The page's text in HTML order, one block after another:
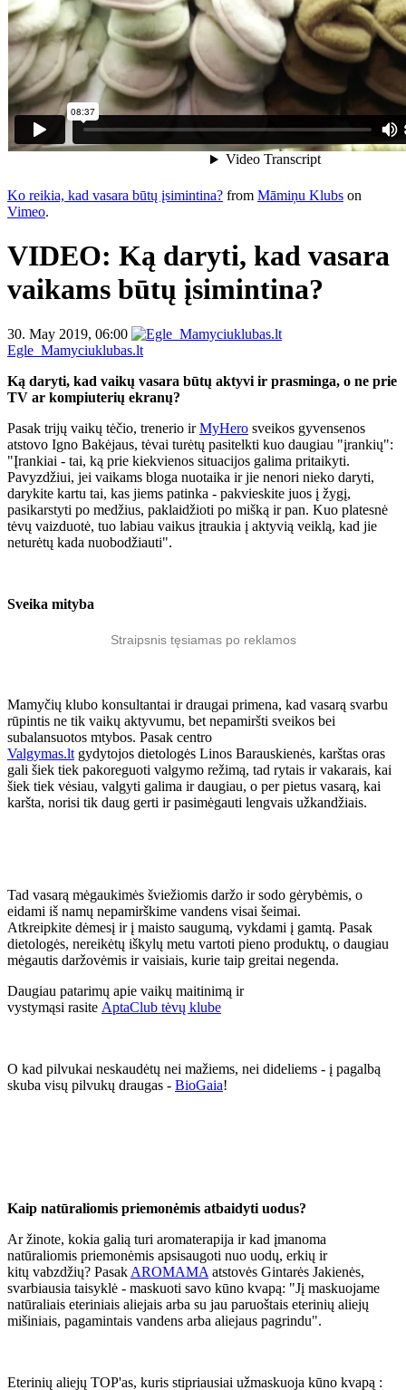
Ko reikia, kad vasara būtų įsimintina? from Māmiņu Klubs on
Vimeo.
VIDEO: Ką daryti, kad vasara
vaikams būtų įsimintina?
30. May 2019, 06:00
Egle_Mamyciuklubas.lt
Ką daryti, kad vaikų vasara būtų aktyvi ir prasminga, o ne prie
TV ar kompiuterių ekranų?
Pasak trijų vaikų tėčio, trenerio irMyHero sveikos gyvensenos
atstovo Igno Bakėjaus, tėvai turėtų pasitelkti kuo daugiau "įrankių":
"Įrankiai - tai, ką prie kiekvienos situacijos galima pritaikyti.
Pavyzdžiui, jei vaikams bloga nuotaika ir jie nenori nieko daryti,
darykite kartu tai, kas jiems patinka - pakvieskite juos į žygį,
pasikarstyti po medžius, paklaidžioti po mišką ir pan. Kuo platesnė
tėvų vaizduotė, tuo labiau vaikus įtraukia į aktyvią veiklą, kad jie
neturėtų kada nuobodžiauti".
Sveika mityba
Straipsnis tęsiamas po reklamos
Mamyčių klubo konsultantai ir draugai primena, kad vasarą svarbu
rūpintis ne tik vaikų aktyvumu, bet nepamiršti sveikos bei
subalansuotos mtybos. Pasak centro
Valgymas.lt gydytojos dietologės Linos Barauskienės, karštas oras
gali šiek tiek pakoreguoti valgymo režimą, tad rytais ir vakarais, kai
šiek tiek vėsiau, valgyti galima ir daugiau, o per pietus vasarą, kai
karšta, norisi tik daug gerti ir pasimėgauti lengvais užkandžiais.
Tad vasarą mėgaukimės šviežiomis daržo ir sodo gėrybėmis, o
eidami iš namų nepamirškime vandens visai šeimai.
Atkreipkite dėmesį ir į maisto saugumą, vykdami į gamtą. Pasak
dietologės, nereikėtų iškylų metu vartoti pieno produktų, o daugiau
mėgautis daržovėmis ir vaisiais, kurie taip greitai negenda.
Daugiau patarimų apie vaikų maitinimą ir
vystymąsi rasite AptaClub tėvų klube
O kad pilvukai neskaudėtų nei mažiems, nei dideliems - į pagalbą
skuba visų pilvukų draugas - BioGaia!
Kaip natūraliomis priemonėmis atbaidyti uodus?
Ar žinote, kokia galią turi aromaterapija ir kad įmanoma
natūraliomis priemonėmis apsisaugoti nuo uodų, erkių ir
kitų vabzdžių? Pasak AROMAMA atstovės Gintarės Jakienės,
svarbiausia taisyklė - maskuoti savo kūno kvapą: "Jį maskuojame
natūraliais eteriniais aliejais arba su jau paruoštais eterinių aliejų
mišiniais, pagamintais vandens arba aliejaus pagrindu".
Eterinių aliejų TOP'as, kuris stipriausiai užmaskuoja kūno kvapą :